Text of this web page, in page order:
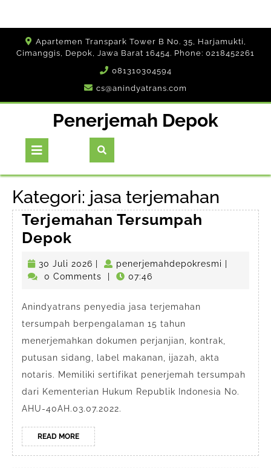
Apartemen Transpark Tower B No. 35, Harjamukti,
Cimanggis, Depok, Jawa Barat 16454. Phone: 0218452261
081310304594
cs@anindyatrans.com
Penerjemah Depok
Button
Kategori: jasa terjemahan
Terjemahan Tersumpah
Depok
Tersumpah
Depok
30 Juli 2026 30
Juli
penerjemahdepokresmi
0 Comments
07:46
Anindyatrans penyedia jasa terjemahan
tersumpah berpengalaman 15 tahun
menerjemahkan dokumen perjanjian, kontrak,
putusan sidang, label makanan, ijazah, akta
notaris. Memiliki sertifikat penerjemah tersumpah
dari Kementerian Hukum Republik Indonesia No.
AHU-40AH.03.07.2022.
READ MOREREAD
MORE